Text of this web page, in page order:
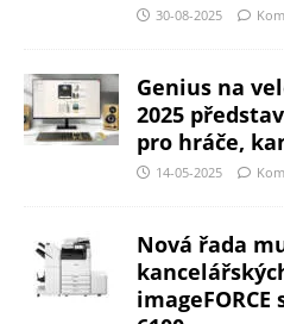
30-08-2025
Genius na
2025
pro hráče,
14-05-2025
Nová řada
imageFORCE